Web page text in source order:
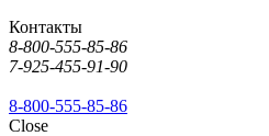
Контакты
8-800-555-85-86
7-925-455-91-90
8-800-555-85-86
Close